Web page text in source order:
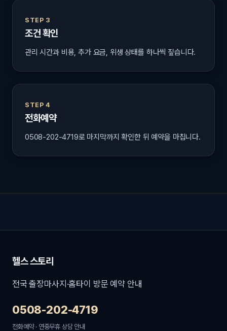
STEP 3
조건 확인
관리 시간과 비용, 추가 요금, 위생 상태를 하나씩 짚습니다.
STEP 4
전화예약
0508-202-4719로 마지막까지 확인한 뒤 예약을 마칩니다.
헬스 스토리
전국 출장마사지·홈타이 방문 예약 안내
0508-202-4719
전화예약 · 연중무휴 상담 안내